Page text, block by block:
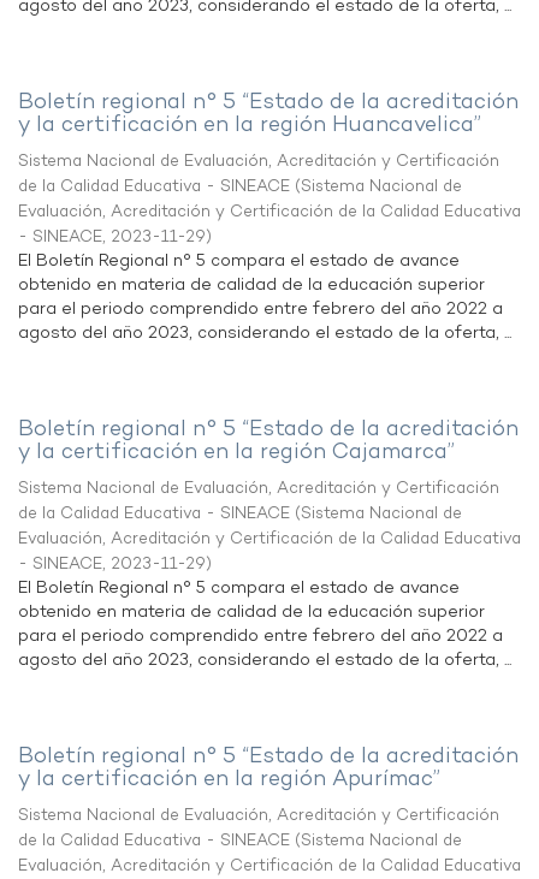
agosto del año 2023, considerando el estado de la oferta, ...
Boletín regional n° 5 “Estado de la acreditación
y la certificación en la región Huancavelica”
Sistema Nacional de Evaluación, Acreditación y Certificación
de la Calidad Educativa - SINEACE (Sistema Nacional de
Evaluación, Acreditación y Certificación de la Calidad Educativa
- SINEACE, 2023-11-29)
El Boletín Regional n° 5 compara el estado de avance
obtenido en materia de calidad de la educación superior
para el periodo comprendido entre febrero del año 2022 a
agosto del año 2023, considerando el estado de la oferta, ...
Boletín regional n° 5 “Estado de la acreditación
y la certificación en la región Cajamarca”
Sistema Nacional de Evaluación, Acreditación y Certificación
de la Calidad Educativa - SINEACE (Sistema Nacional de
Evaluación, Acreditación y Certificación de la Calidad Educativa
- SINEACE, 2023-11-29)
El Boletín Regional n° 5 compara el estado de avance
obtenido en materia de calidad de la educación superior
para el periodo comprendido entre febrero del año 2022 a
agosto del año 2023, considerando el estado de la oferta, ...
Boletín regional n° 5 “Estado de la acreditación
y la certificación en la región Apurímac”
Sistema Nacional de Evaluación, Acreditación y Certificación
de la Calidad Educativa - SINEACE (Sistema Nacional de
Evaluación, Acreditación y Certificación de la Calidad Educativa